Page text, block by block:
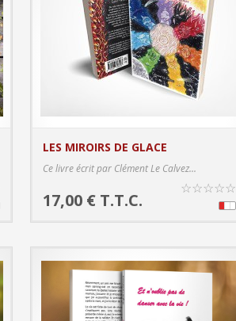
LES MIROIRS DE GLACE
Ce livre écrit par Clément Le Calvez...
17,00 € T.T.C.
☆☆☆☆☆